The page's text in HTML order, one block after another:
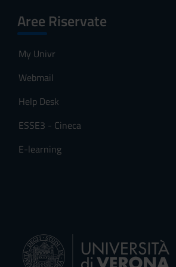
Aree Riservate
My Univr
Webmail
Help Desk
ESSE3 - Cineca
E-learning